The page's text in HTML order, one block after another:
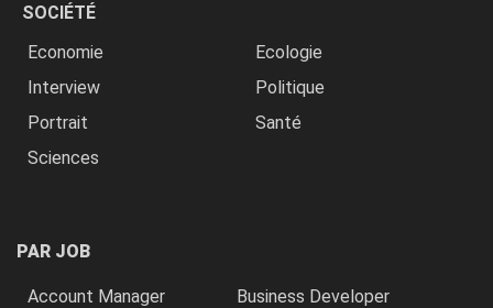
SOCIÉTÉ
Economie
Ecologie
Interview
Politique
Portrait
Santé
Sciences
PAR JOB
Account Manager
Business Developer